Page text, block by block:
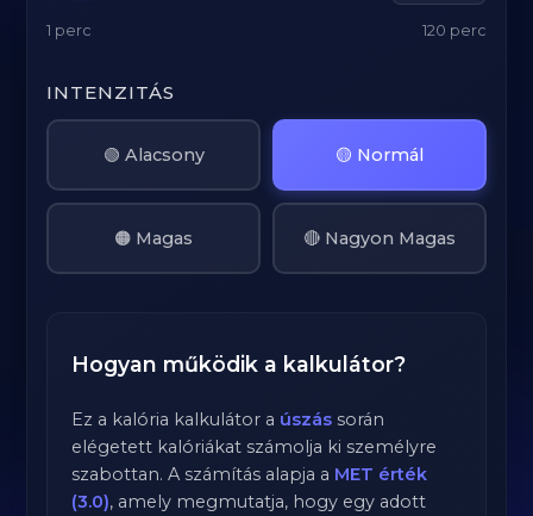
1 perc 120 perc
INTENZITÁS
🟢 Alacsony 🟡 Normál
🟠 Magas 🔴 Nagyon Magas
Hogyan működik a kalkulátor?
Ez a kalória kalkulátor a úszás során
elégetett kalóriákat számolja ki személyre
szabottan. A számítás alapja a MET érték
(3.0), amely megmutatja, hogy egy adott